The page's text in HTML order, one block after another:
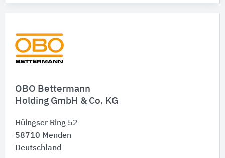
OBO Bettermann
Holding GmbH & Co. KG
Hüingser Ring 52
58710 Menden
Deutschland